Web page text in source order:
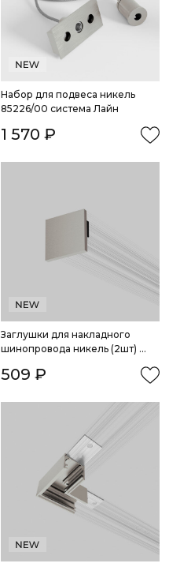
Набор для подвеса никель
85226/00 система Лайн
1 570 ₽
Заглушки для накладного
шинопровода никель (2шт)
509 ₽